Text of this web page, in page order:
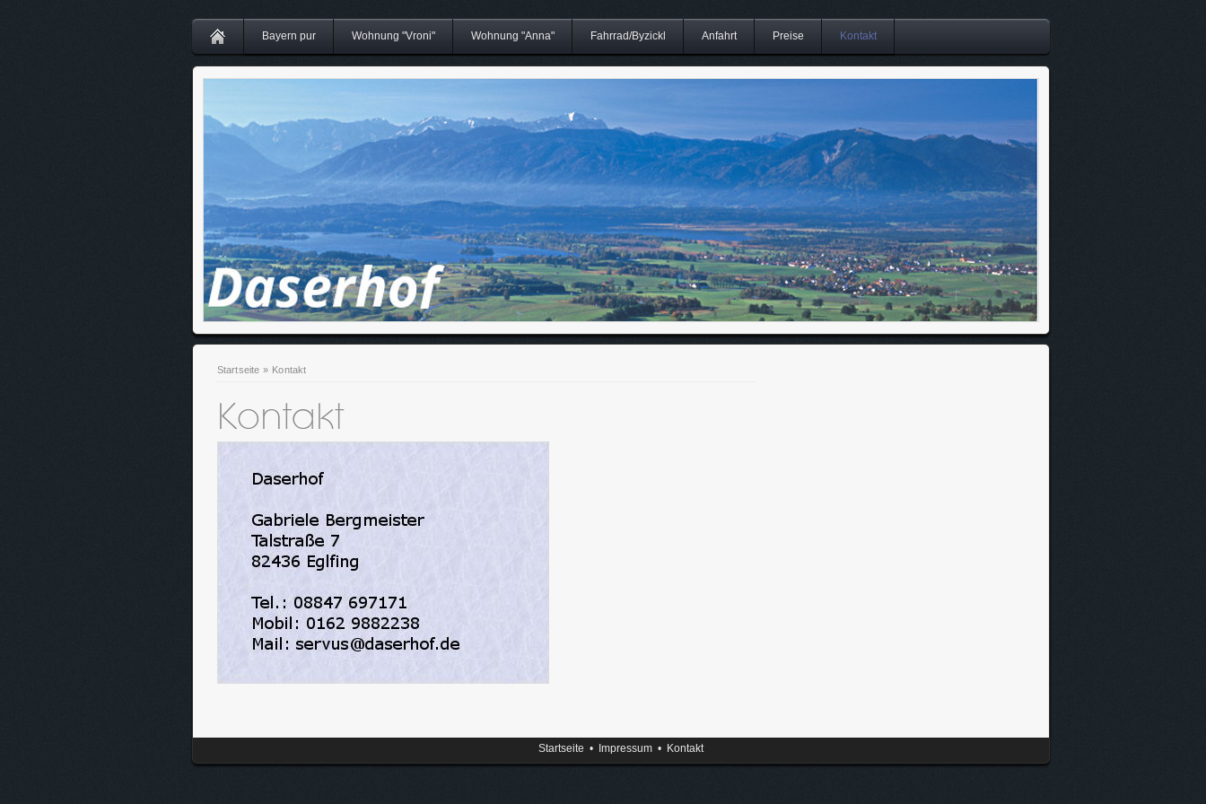
Bayern pur Wohnung "Vroni" Wohnung "Anna" Fahrrad/Byzickl Anfahrt Preise Kontakt
Startseite » Kontakt
Startseite • Impressum • Kontakt